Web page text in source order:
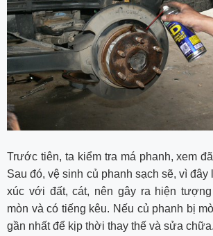
Trước tiên, ta kiểm tra má phanh, xem
Sau đó, vệ sinh củ phanh sạch sẽ, vì
xúc với đất, cát, nên gây ra hiện
mòn và có tiếng kêu. Nếu củ phanh bị
gần nhất để kịp thời thay thế và sửa chữa.